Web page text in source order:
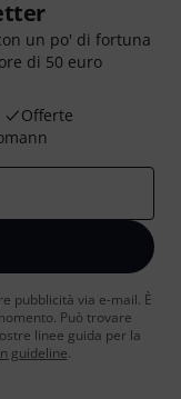
un po' di fortuna
di 50 euro
Offerte
pubblicità via e-mail. È
Può trovare
linee guida per la
guideline.